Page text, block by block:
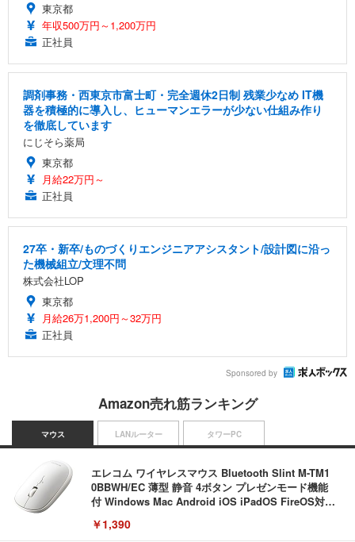
東京都
年収500万円～1,200万円
正社員
調剤事務・西東京市富士町・完全週休2日制 残業少なめ IT機
器を積極的に導入し、ヒューマンエラーが少ない仕組み作り
を徹底しています
にじそら薬局
東京都
月給22万円～
正社員
27卒・新卒/ものづくりエンジニアアシスタント/設計図に沿っ
た機械組立/文理不問
株式会社LOP
東京都
月給26万1,200円～32万円
正社員
Sponsored by
Amazon売れ筋ランキング
マウス
エレコム ワイヤレスマウス Bluetooth Slint M-TM1
0BBWH/EC 薄型 静音 4ボタン プレゼンモード機能
付 Windows Mac Android iOS iPadOS FireOS対応
￥1,390
LANルーター タワーPC